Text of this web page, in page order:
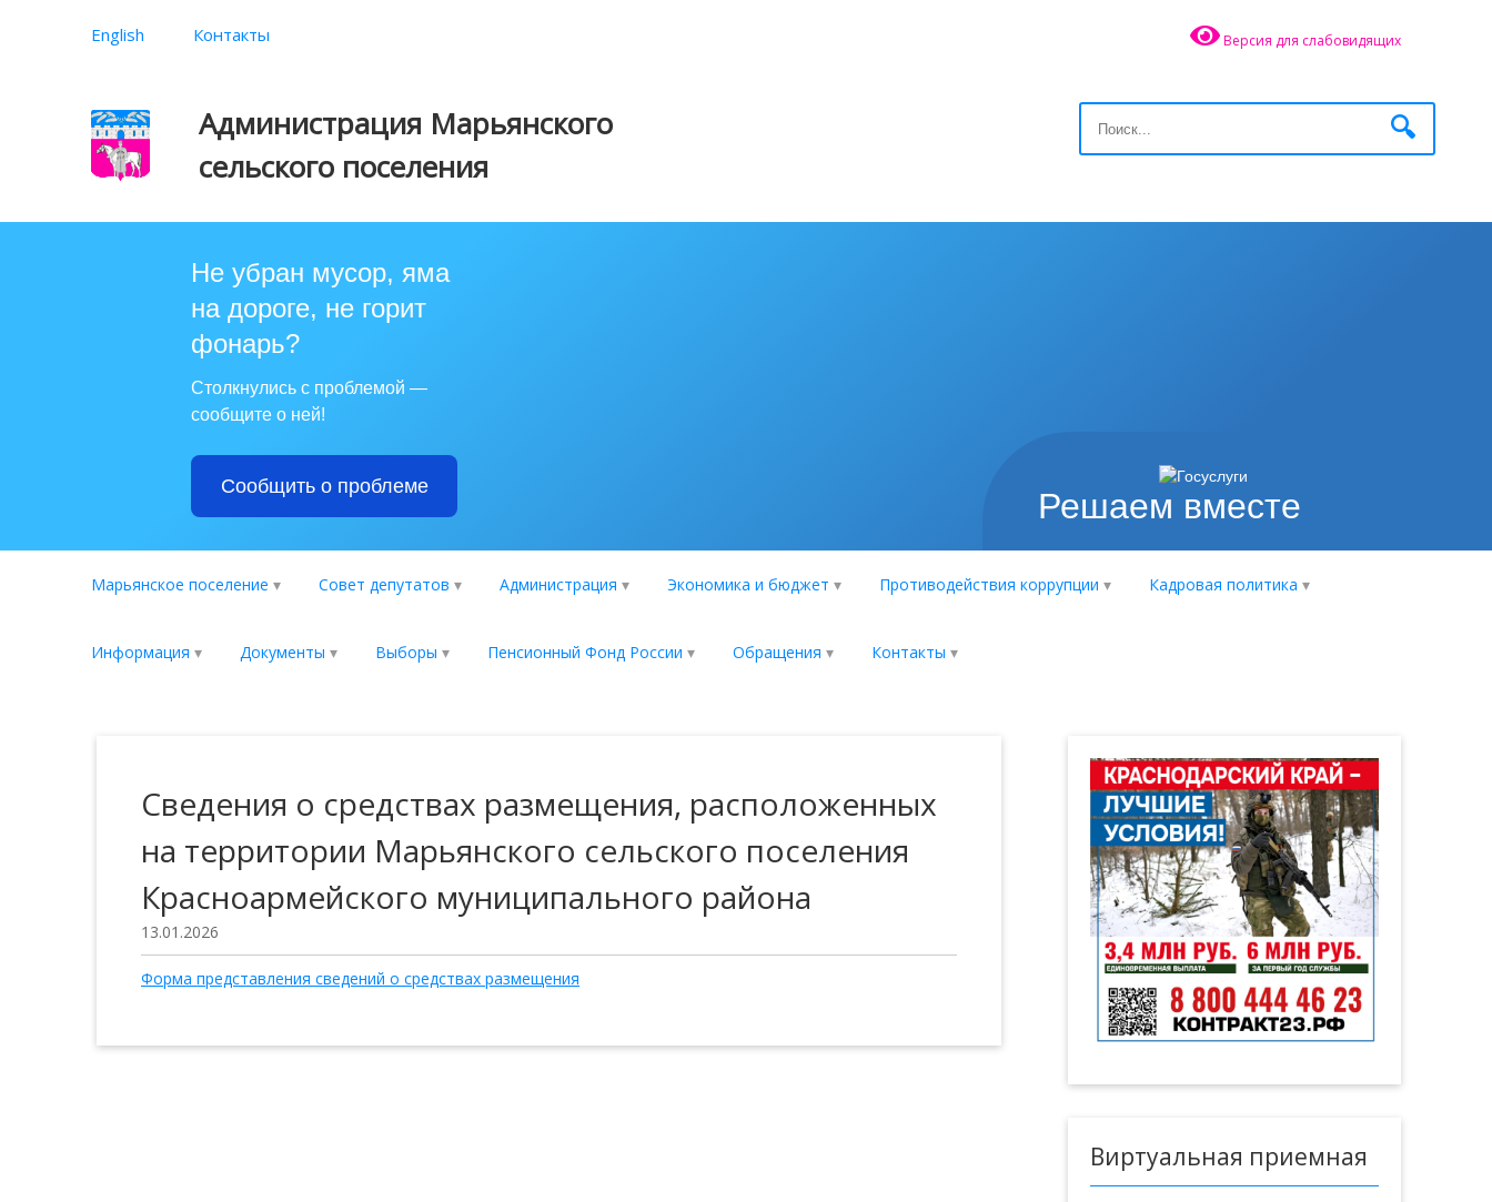
English Контакты Версия для слабовидящих
Администрация Марьянского
сельского поселения
Решаем вместе
Не убран мусор, яма
на дороге, не горит
фонарь?
Столкнулись с проблемой —
сообщите о ней!
Сообщить о проблеме
Марьянское поселение Совет депутатов Администрация Экономика и бюджет Противодействия коррупции Кадровая политика
Информация Документы Выборы Пенсионный Фонд России Обращения Контакты
Сведения о средствах размещения, расположенных
на территории Марьянского сельского поселения
Красноармейского муниципального района
13.01.2026
Форма представления сведений о средствах размещения
Виртуальная приемная